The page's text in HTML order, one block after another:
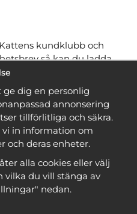
kundklubb och
så kan du ladda
och få många
Du ser vilka som
ärinloggad.
ge dig en personlig
annonsering
tillförlitliga och säkra.
in information om
och deras enheter.
alla cookies eller välj
vilka du vill stänga av
nedan.